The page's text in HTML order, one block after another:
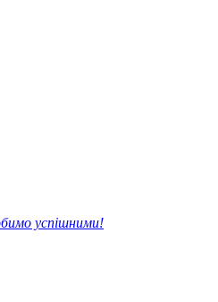
успішними!